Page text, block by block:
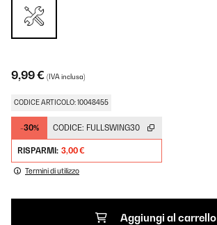
9,99 € (IVA inclusa)
CODICE ARTICOLO: 10048455
-30% CODICE: FULLSWING30
RISPARMI: 3,00 €
Termini di utilizzo
Aggiungi al carrello